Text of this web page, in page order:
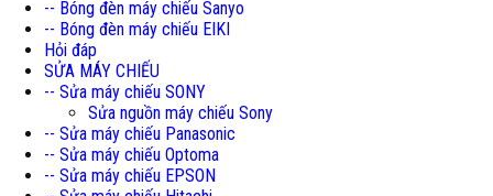
-- Bóng đèn máy chiếu Sanyo
-- Bóng đèn máy chiếu EIKI
Hỏi đáp
SỬA MÁY CHIẾU
-- Sửa máy chiếu SONY
Sửa nguồn máy chiếu Sony
-- Sửa máy chiếu Panasonic
-- Sửa máy chiếu Optoma
-- Sửa máy chiếu EPSON